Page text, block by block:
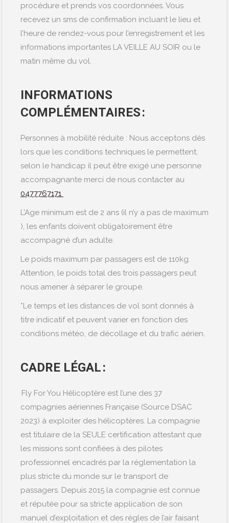
procédure et prends vos coordonnées. Vous
recevez un sms de confirmation incluant le lieu et
l’heure de rendez-vous pour l’enregistrement et les
informations importantes LA VEILLE AU SOIR ou le
matin même du vol.
INFORMATIONS
COMPLÉMENTAIRES :
Personnes à mobilité réduite : Nous acceptons dès
lors que les conditions techniques le permettent,
selon le handicap il peut être exigé une personne
accompagnante merci de nous contacter au
0477767171
L’Age minimum est de 2 ans (il n’y a pas de maximum
), les enfants doivent obligatoirement être
accompagné d’un adulte.
Le poids maximum par passagers est de 110kg.
Attention, le poids total des trois passagers peut
nous amener à séparer le groupe.
*Le temps et les distances de vol sont donnés à
titre indicatif et peuvent varier en fonction des
conditions météo, de décollage et du trafic aérien.
CADRE LÉGAL :
Fly For You Hélicoptère est l’une des 37
compagnies aériennes Française (Source DSAC
2023) à exploiter des hélicoptères. La compagnie
est titulaire de la SEULE certification attestant que
les missions sont confiées à des pilotes
professionnel encadrés par la réglementation la
plus stricte du monde sur le transport de
passagers. Depuis 2015 la compagnie est connue
et réputée pour sa stricte application de son
manuel d’exploitation et des règles de l’air faisant